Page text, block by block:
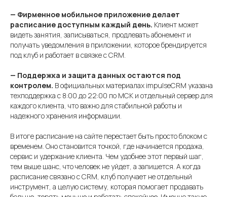
— Фирменное мобильное приложение делает
расписание доступным каждый день. Клиент может
видеть занятия, записываться, продлевать абонемент и
получать уведомления в приложении, которое брендируется
под клуб и работает в связке с CRM.
— Поддержка и защита данных остаются под
контролем. В официальных материалах impulseCRM указана
техподдержка с 8:00 до 22:00 по МСК и отдельный сервер для
каждого клиента, что важно для стабильной работы и
надежного хранения информации.
В итоге расписание на сайте перестает быть просто блоком с
временем. Оно становится точкой, где начинается продажа,
сервис и удержание клиента. Чем удобнее этот первый шаг,
тем выше шанс, что человек не уйдет, а запишется. А когда
расписание связано с CRM, клуб получает не отдельный
инструмент, а целую систему, которая помогает продавать